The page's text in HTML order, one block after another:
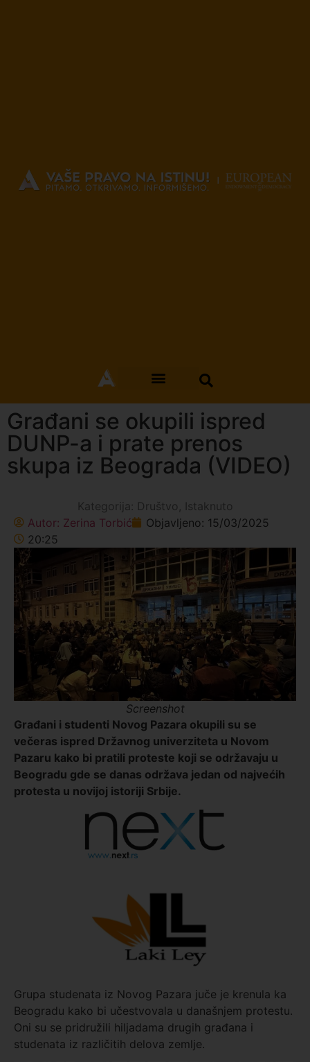
Građani se okupili ispred
DUNP-a i prate prenos
skupa iz Beograda (VIDEO)
Kategorija: Društvo
Istaknuto
Autor: Zerina Torbić Objavljeno: 15/03/2025
20:25
Screenshot
Građani i studenti Novog Pazara okupili su se
večeras ispred Državnog univerziteta u Novom
Pazaru kako bi pratili proteste koji se održavaju u
Beogradu gde se danas održava jedan od najvećih
protesta u novijoj istoriji Srbije.
Grupa studenata iz Novog Pazara juče je krenula ka
Beogradu kako bi učestvovala u današnjem protestu.
Oni su se pridružili hiljadama drugih građana i
studenata iz različitih delova zemlje.